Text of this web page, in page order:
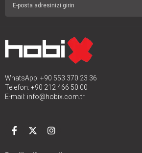
WhatsApp: +90 553 370 23 36
Telefon: +90 212 466 50 00
E-mail: info@hobix.com.tr